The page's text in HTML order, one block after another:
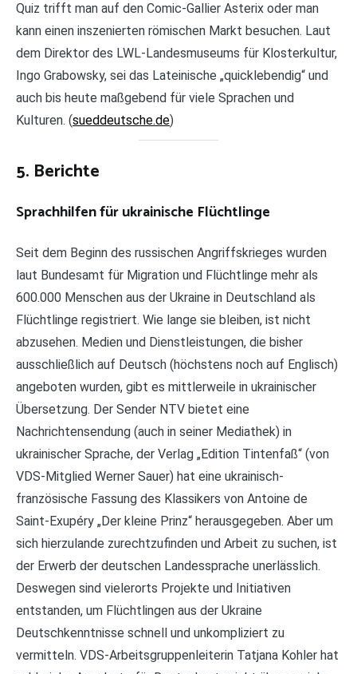
Quiz trifft man auf den Comic-Gallier Asterix oder man
kann einen inszenierten römischen Markt besuchen. Laut
dem Direktor des LWL-Landesmuseums für Klosterkultur,
Ingo Grabowsky, sei das Lateinische „quicklebendig“ und
auch bis heute maßgebend für viele Sprachen und
Kulturen. (sueddeutsche.de)
5. Berichte
Sprachhilfen für ukrainische Flüchtlinge
Seit dem Beginn des russischen Angriffskrieges wurden
laut Bundesamt für Migration und Flüchtlinge mehr als
600.000 Menschen aus der Ukraine in Deutschland als
Flüchtlinge registriert. Wie lange sie bleiben, ist nicht
abzusehen. Medien und Dienstleistungen, die bisher
ausschließlich auf Deutsch (höchstens noch auf Englisch)
angeboten wurden, gibt es mittlerweile in ukrainischer
Übersetzung. Der Sender NTV bietet eine
Nachrichtensendung (auch in seiner Mediathek) in
ukrainischer Sprache, der Verlag „Edition Tintenfaß“ (von
VDS-Mitglied Werner Sauer) hat eine ukrainisch-
französische Fassung des Klassikers von Antoine de
Saint-Exupéry „Der kleine Prinz“ herausgegeben. Aber um
sich hierzulande zurechtzufinden und Arbeit zu suchen, ist
der Erwerb der deutschen Landessprache unerlässlich.
Deswegen sind vielerorts Projekte und Initiativen
entstanden, um Flüchtlingen aus der Ukraine
Deutschkenntnisse schnell und unkompliziert zu
vermitteln. VDS-Arbeitsgruppenleiterin Tatjana Kohler hat